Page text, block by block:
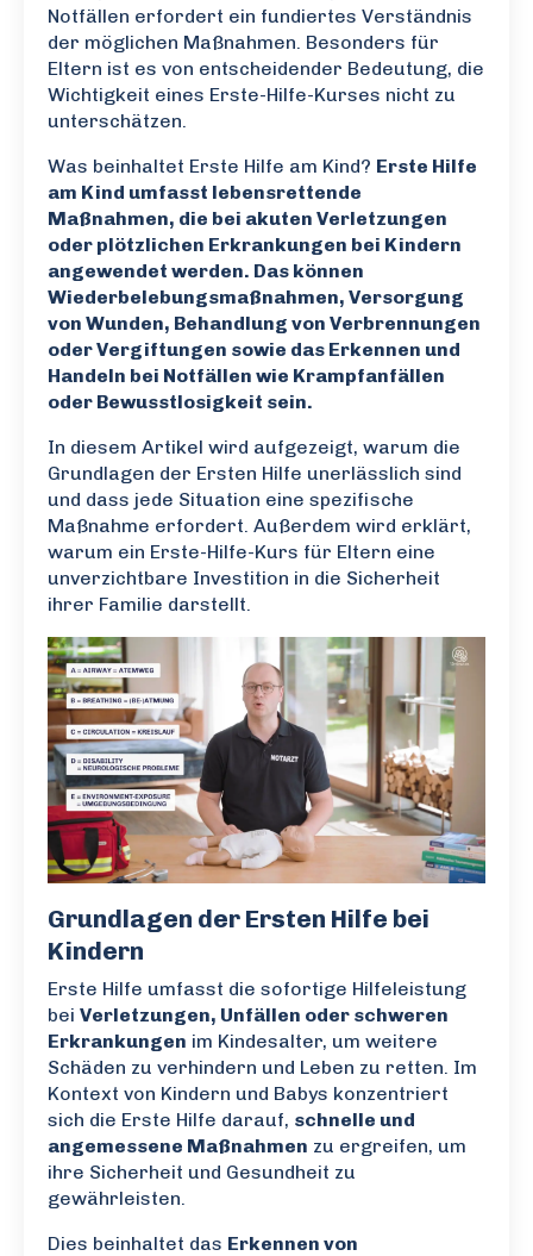
Notfällen erfordert ein fundiertes Verständnis
der möglichen Maßnahmen. Besonders für
Eltern ist es von entscheidender Bedeutung, die
Wichtigkeit eines Erste-Hilfe-Kurses nicht zu
unterschätzen.
Was beinhaltet Erste Hilfe am Kind? Erste Hilfe
am Kind umfasst lebensrettende
Maßnahmen, die bei akuten Verletzungen
oder plötzlichen Erkrankungen bei Kindern
angewendet werden. Das können
Wiederbelebungsmaßnahmen, Versorgung
von Wunden, Behandlung von Verbrennungen
oder Vergiftungen sowie das Erkennen und
Handeln bei Notfällen wie Krampfanfällen
oder Bewusstlosigkeit sein.
In diesem Artikel wird aufgezeigt, warum die
Grundlagen der Ersten Hilfe unerlässlich sind
und dass jede Situation eine spezifische
Maßnahme erfordert. Außerdem wird erklärt,
warum ein Erste-Hilfe-Kurs für Eltern eine
unverzichtbare Investition in die Sicherheit
ihrer Familie darstellt.
Grundlagen der Ersten Hilfe bei
Kindern
Erste Hilfe umfasst die sofortige Hilfeleistung
bei Verletzungen, Unfällen oder schweren
Erkrankungen im Kindesalter, um weitere
Schäden zu verhindern und Leben zu retten. Im
Kontext von Kindern und Babys konzentriert
sich die Erste Hilfe darauf, schnelle und
angemessene Maßnahmen zu ergreifen, um
ihre Sicherheit und Gesundheit zu
gewährleisten.
Dies beinhaltet das Erkennen von